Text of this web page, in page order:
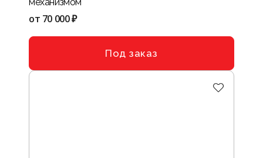
от 70 000 ₽
Под заказ